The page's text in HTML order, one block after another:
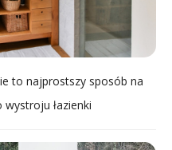
to najprostszy sposób na
łazienki